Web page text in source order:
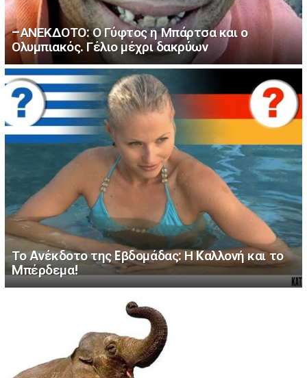
–ΑΝΕΚΔΟΤΟ: Ο Γύφτος η Μπάρτσα και ο
Ολυμπιακός. Γέλιο μέχρι δακρύων
Το Aνέκδοτο της Eβδομάδας: Η Kαλλονή και το
Mπέρδεμα!